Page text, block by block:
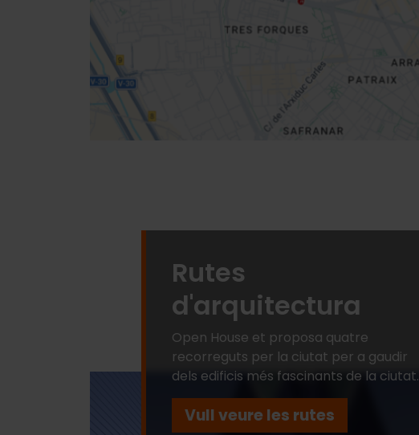
Direccions
Rutes
d'arquitectura
Open House et proposa quatre
recorreguts per la ciutat per a gaudir
dels edificis més fascinants de la ciutat.
Vull veure les rutes